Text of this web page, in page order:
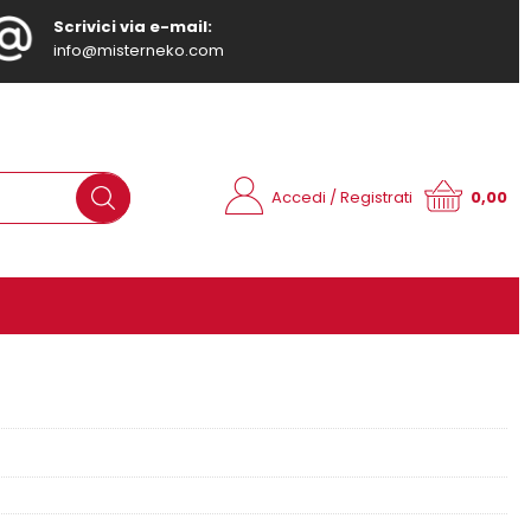
Scrivici via e-mail:
info@misterneko.com
Accedi / Registrati
sul pulsante "Accedi"
"Registrati"
0,00